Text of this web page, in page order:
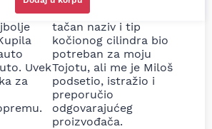
delova
Uvek
za
Nisam bio siguran koji je
tačan naziv i tip
kočionog cilindra bio
potreban za moju
Tojotu, ali me je Miloš
podsetio, istražio i
preporučio
odgovarajućeg
proizvođača.